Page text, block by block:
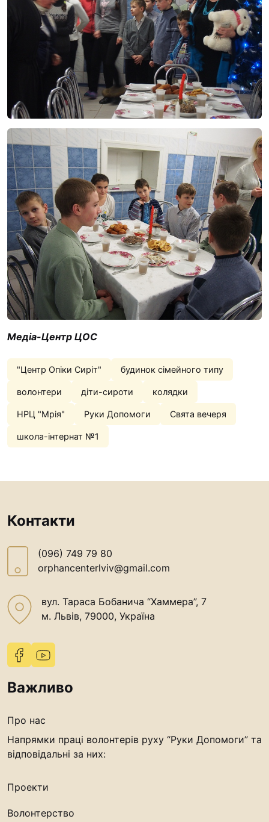
Медіа-Центр ЦОС
"Центр Опіки Сиріт" будинок сімейного типу
волонтери діти-сироти колядки
НРЦ "Мрія" Руки Допомоги Свята вечеря
школа-інтернат №1
Контакти
(096) 749 79 80
orphancenterlviv@gmail.com
вул. Тараса Бобанича “Хаммера”, 7
м. Львів, 79000, Україна
Важливо
Про нас
Напрямки праці волонтерів руху “Руки Допомоги” та
відповідальні за них:
Проекти
Волонтерство